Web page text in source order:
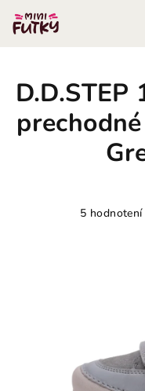
obsah
D.D.STEP
Priemerné
5 hodnotení